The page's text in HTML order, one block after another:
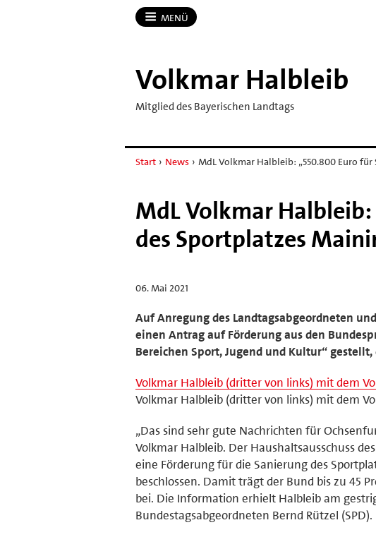
MENÜ
Volkmar Halbleib
Mitglied des Bayerischen Landtags
Start › News › MdL Volkmar Halbleib: „550.800 Euro für
MdL Volkmar
des Sportplatzes
06. Mai 2021
Auf Anregung des Landtagsabgeordneten
einen Antrag auf Förderung aus den
Bereichen Sport, Jugend und Kultur“
Volkmar Halbleib (dritter von links) mit dem
Volkmar Halbleib (dritter von links) mit dem
„Das sind sehr gute Nachrichten für
Volkmar Halbleib. Der Haushaltsausschuss
eine Förderung für die Sanierung des
beschlossen. Damit trägt der Bund bis zu 45
bei. Die Information erhielt Halbleib am
Bundestagsabgeordneten Bernd Rützel (SPD).